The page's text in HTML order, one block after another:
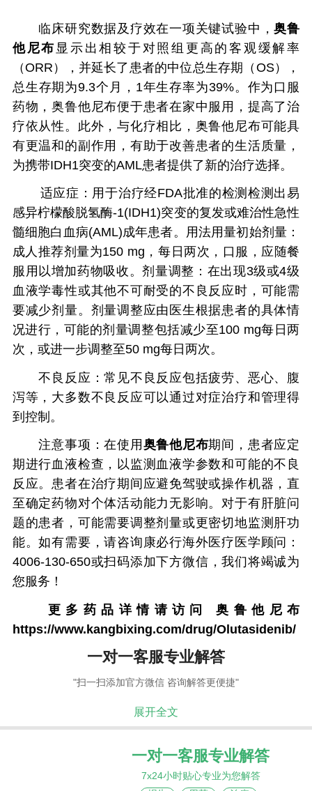
临床研究数据及疗效在一项关键试验中，奥鲁
他尼布 显示出相较于对照组更高的客观缓解率
（ORR），并延长了患者的中位总生存期（OS），
总生存期为9.3个月，1年生存率为39%。作为口服
药物，奥鲁他尼布便于患者在家中服用，提高了治
疗依从性。此外，与化疗相比，奥鲁他尼布可能具
有更温和的副作用，有助于改善患者的生活质量，
为携带IDH1突变的AML患者提供了新的治疗选择。
适应症：用于治疗经FDA批准的检测检测出易
感异柠檬酸脱氢酶-1(IDH1)突变的复发或难治性急性
髓细胞白血病(AML)成年患者。用法用量初始剂量：
成人推荐剂量为150 mg，每日两次，口服，应随餐
服用以增加药物吸收。剂量调整：在出现3级或4级
血液学毒性或其他不可耐受的不良反应时，可能需
要减少剂量。剂量调整应由医生根据患者的具体情
况进行，可能的剂量调整包括减少至100 mg每日两
次，或进一步调整至50 mg每日两次。
不良反应：常见不良反应包括疲劳、恶心、腹
泻等，大多数不良反应可以通过对症治疗和管理得
到控制。
注意事项：在使用 奥鲁他尼布期间，患者应定
期进行血液检查，以监测血液学参数和可能的不良
反应。患者在治疗期间应避免驾驶或操作机器，直
至确定药物对个体活动能力无影响。对于有肝脏问
题的患者，可能需要调整剂量或更密切地监测肝功
能。如有需要，请咨询康必行海外医疗医学顾问：
4006-130-650或扫码添加下方微信，我们将竭诚为
您服务！
更多药品详情请访问奥鲁他尼布
https://www.kangbixing.com/drug/Olutasidenib/
一对一客服专业解答
"扫一扫添加官方微信 咨询解答更便捷"
展开全文
一对一客服专业解答
7x24小时贴心专业为您解答